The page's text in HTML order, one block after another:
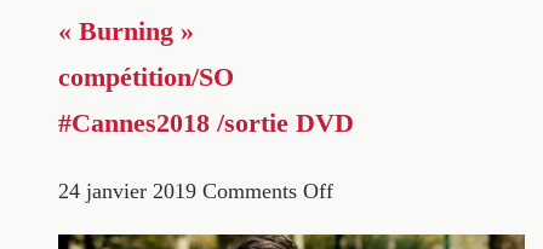
« Burning »
compétition/SO
#Cannes2018 /sortie DVD
24 janvier 2019 Comments Off